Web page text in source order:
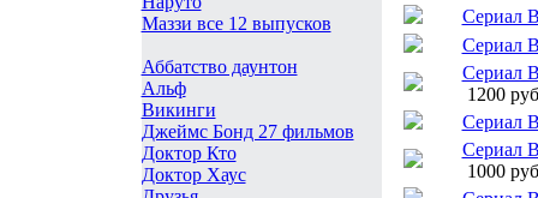
Маззи все 12 выпусков
Аббатство даунтон
Альф
Викинги
Джеймс Бонд 27 фильмов
Доктор Кто
Доктор Хаус
Сериал
Сериал
Сериал
1200
Сериал
Сериал
1000